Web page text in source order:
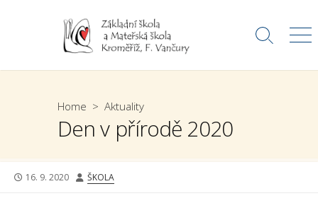
Search
Home > Aktuality
Den v přírodě 2020
PUBLISHED
16. 9. 2020 AUTHOR
ŠKOLA